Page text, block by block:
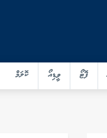
ފޮޓޯ ވީޑިއޯ ކޮލަމް